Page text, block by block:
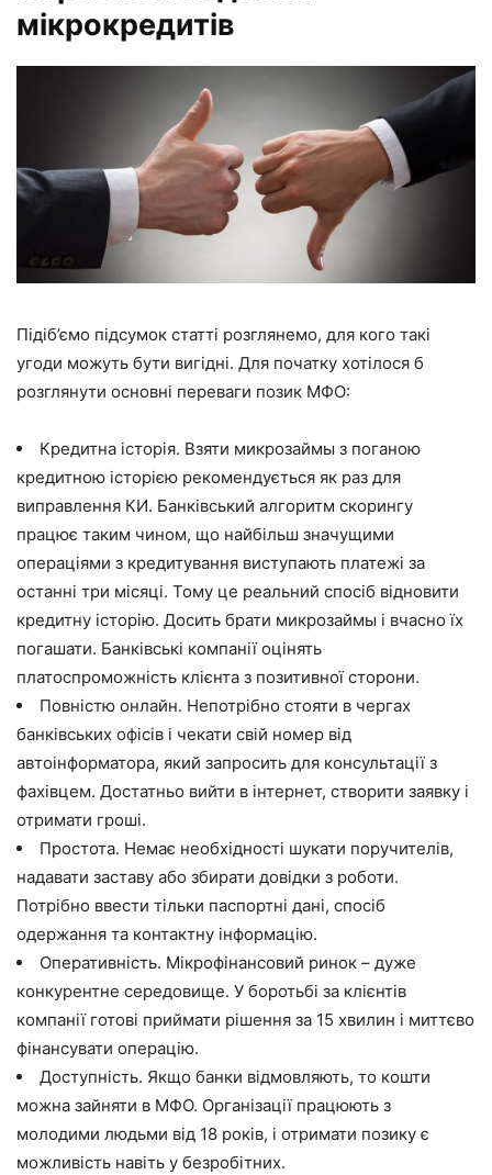
мікрокредитів
Підіб’ємо підсумок статті розглянемо, для кого такі
угоди можуть бути вигідні. Для початку хотілося б
розглянути основні переваги позик МФО:
Кредитна історія. Взяти микрозаймы з поганою
кредитною історією рекомендується як раз для
виправлення КИ. Банківський алгоритм скорингу
працює таким чином, що найбільш значущими
операціями з кредитування виступають платежі за
останні три місяці. Тому це реальний спосіб відновити
кредитну історію. Досить брати микрозаймы і вчасно їх
погашати. Банківські компанії оцінять
платоспроможність клієнта з позитивної сторони.
Повністю онлайн. Непотрібно стояти в чергах
банківських офісів і чекати свій номер від
автоінформатора, який запросить для консультації з
фахівцем. Достатньо вийти в інтернет, створити заявку і
отримати гроші.
Простота. Немає необхідності шукати поручителів,
надавати заставу або збирати довідки з роботи.
Потрібно ввести тільки паспортні дані, спосіб
одержання та контактну інформацію.
Оперативність. Мікрофінансовий ринок – дуже
конкурентне середовище. У боротьбі за клієнтів
компанії готові приймати рішення за 15 хвилин і миттєво
фінансувати операцію.
Доступність. Якщо банки відмовляють, то кошти
можна зайняти в МФО. Організації працюють з
молодими людьми від 18 років, і отримати позику є
можливість навіть у безробітних.